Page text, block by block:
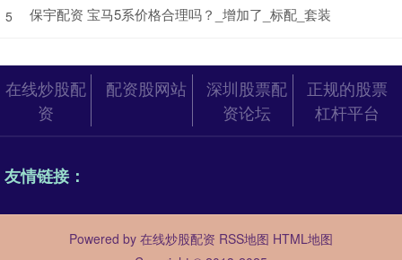
5 保宇配资 宝马5系价格合理吗？_增加了_标配_套装
在线炒股配
资
配资股网站
深圳股票配
资论坛
正规的股票
杠杆平台
友情链接：
Powered by 在线炒股配资 RSS地图 HTML地图